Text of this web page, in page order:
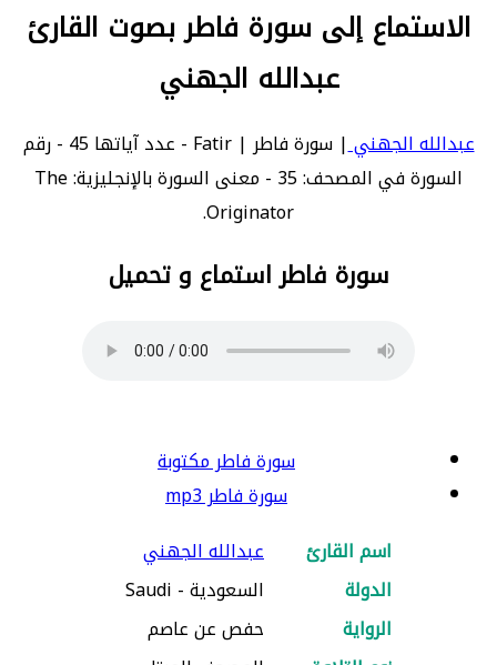
الاستماع إلى سورة فاطر بصوت القارئ
عبدالله الجهني
عبدالله الجهني
| سورة فاطر | Fatir - عدد آياتها 45 - رقم
السورة في المصحف: 35 - معنى السورة بالإنجليزية: The
Originator.
سورة فاطر استماع و تحميل
سورة فاطر مكتوبة
سورة فاطر mp3
اسم القارئ
عبدالله الجهني
الدولة
السعودية - Saudi
الرواية
حفص عن عاصم